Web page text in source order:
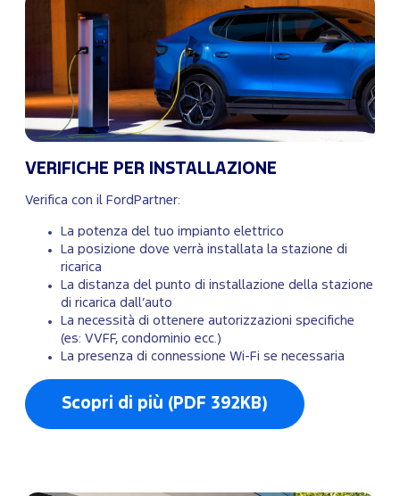
VERIFICHE PER INSTALLAZIONE
Verifica con il FordPartner:
La potenza del tuo impianto elettrico
La posizione dove verrà installata la stazione di
ricarica
La distanza del punto di installazione della stazione
di ricarica dall’auto
La necessità di ottenere autorizzazioni specifiche
(es: VVFF, condominio ecc.)
La presenza di connessione Wi-Fi se necessaria
Scopri di più (PDF 392KB)